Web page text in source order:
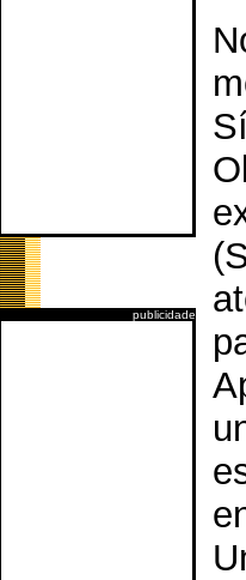
publicidade